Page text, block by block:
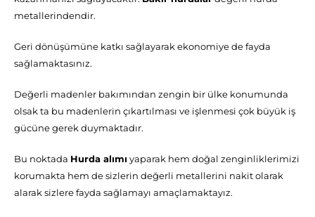
metallerindendir.
Geri dönüşümüne katkı sağlayarak ekonomiye de fayda
sağlamaktasınız.
Değerli madenler bakımından zengin bir ülke konumunda
olsak ta bu madenlerin çıkartılması ve işlenmesi çok büyük iş
gücüne gerek duymaktadır.
Bu noktada Hurda alımı yaparak hem doğal zenginliklerimizi
korumakta hem de sizlerin değerli metallerini nakit olarak
alarak sizlere fayda sağlamayı amaçlamaktayız.